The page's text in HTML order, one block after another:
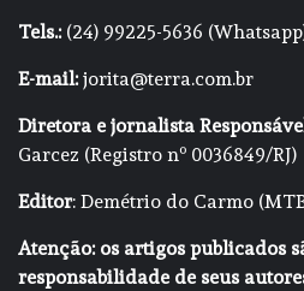
Tels.:(24) 99225-5636
E-mail:jorita@terra.com.br
Diretora e jornalista
Garcez (Registro nº 0036849/RJ)
Editor: Demétrio do Carmo
Atenção: os artigos publicados
responsabilidade de seus